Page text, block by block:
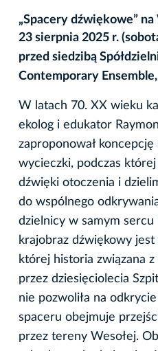
„Spacery dźwiękowe” na
23 sierpnia 2025 r.
przed siedzibą
Contemporary
W latach 70. XX wieku
ekolog i edukator
zaproponował
wycieczki, podczas
dźwięki otoczenia i
do wspólnego
dzielnicy w samym
krajobraz dźwiękowy
której historia związana
przez dziesięciolecia
nie pozwoliła na
spaceru obejmuje
przez tereny Wesołej.